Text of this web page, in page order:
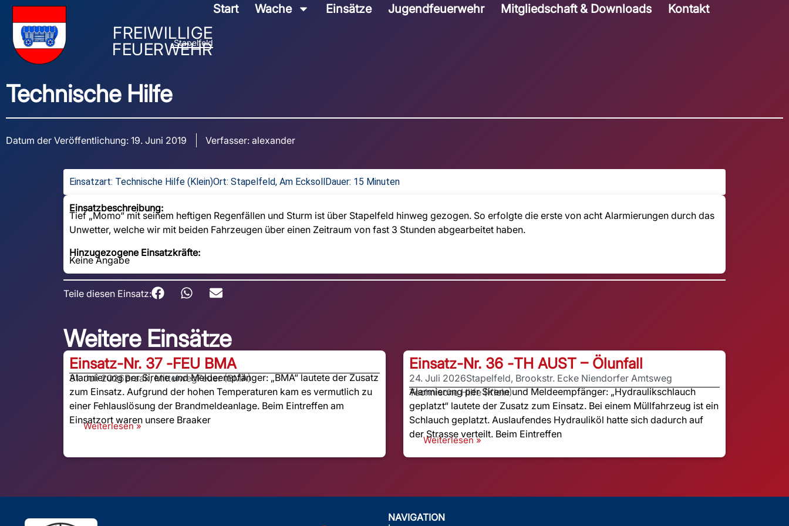
FREIWILLIGE
FEUERWEHR
Stapelfeld
Start Wache Einsätze Jugendfeuerwehr Mitgliedschaft & Downloads Kontakt
Technische Hilfe
Datum der Veröffentlichung: 19. Juni 2019 Verfasser: alexander
Einsatzart: Technische Hilfe (Klein)Ort: Stapelfeld, Am EcksollDauer: 15 Minuten
Einsatzbeschreibung:
Tief „Momo“ mit seinem heftigen Regenfällen und Sturm ist über Stapelfeld hinweg gezogen. So erfolgte die erste von acht Alarmierungen durch das
Unwetter, welche wir mit beiden Fahrzeugen über einen Zeitraum von fast 3 Stunden abgearbeitet haben.
Hinzugezogene Einsatzkräfte:
Keine Angabe
Teile diesen Einsatz:
Weitere Einsätze
Einsatz-Nr. 37 -FEU BMA
31. Juli 2026Braak, MittelwegFeuer (BMA)
Alarmierung per Sirene und Meldeempfänger: „BMA“ lautete der Zusatz
zum Einsatz. Aufgrund der hohen Temperaturen kam es vermutlich zu
einer Fehlauslösung der Brandmeldeanlage. Beim Eintreffen am
Einsatzort waren unsere Braaker
Weiterlesen »
Einsatz-Nr. 36 -TH AUST – Ölunfall
24. Juli 2026Stapelfeld, Brookstr. Ecke Niendorfer Amtsweg
Technische Hilfe (Klein)
Alarmierung per Sirene und Meldeempfänger: „Hydraulikschlauch
geplatzt“ lautete der Zusatz zum Einsatz. Bei einem Müllfahrzeug ist ein
Schlauch geplatzt. Auslaufendes Hydrauliköl hatte sich dadurch auf
der Strasse verteilt. Beim Eintreffen
Weiterlesen »
NAVIGATION